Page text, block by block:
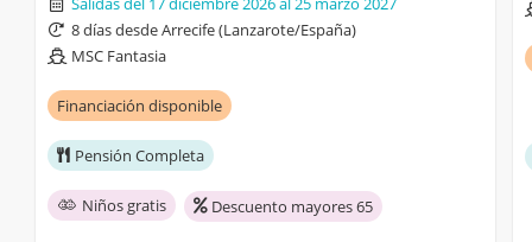
8 días desde Arrecife (Lanzarote/España)
MSC Fantasia
Financiación disponible
Pensión Completa
Niños gratis Descuento mayores 65